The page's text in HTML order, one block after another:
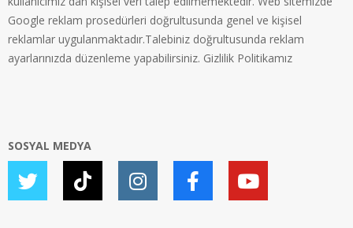
Google reklam prosedürleri doğrultusunda genel ve kişisel
reklamlar uygulanmaktadır.Talebiniz doğrultusunda reklam
ayarlarınızda düzenleme yapabilirsiniz. Gizlilik Politikamız
SOSYAL MEDYA